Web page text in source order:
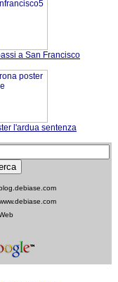
a San Francisco
l'ardua sentenza